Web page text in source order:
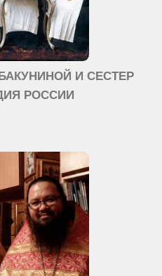
И СЕСТЕР
РОССИИ